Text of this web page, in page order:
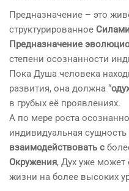
Предназначение – это
структурированное
Предназначение
степени осознанности
Пока Душа человека
развития, она должна “
в грубых её проявлениях.
А по мере роста
индивидуальная
взаимодействовать с
Окружения, Дух уже может
жизни на более высоких